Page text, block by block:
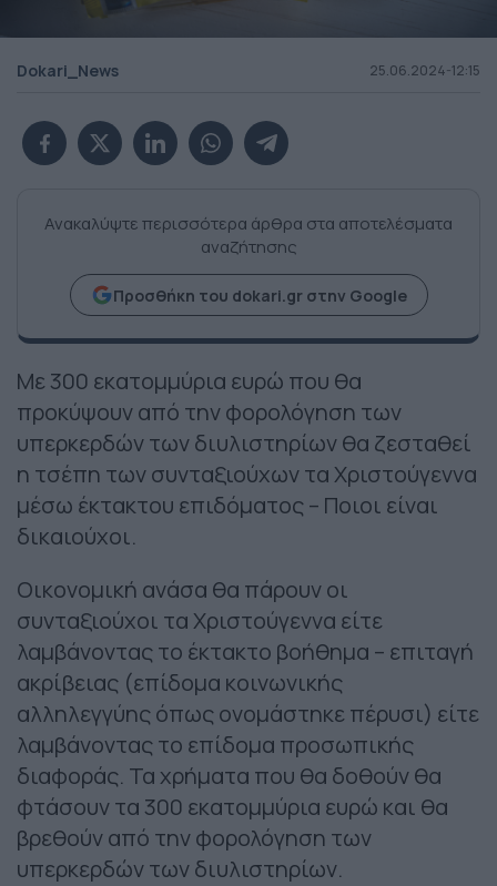
Dokari_News 25.06.2024-12:15
Ανακαλύψτε περισσότερα άρθρα στα αποτελέσματα
αναζήτησης
Προσθήκη του dokari.gr στην Google
Με 300 εκατομμύρια ευρώ που θα
προκύψουν από την φορολόγηση των
υπερκερδών των διυλιστηρίων θα ζεσταθεί
η τσέπη των συνταξιούχων τα Χριστούγεννα
μέσω έκτακτου επιδόματος – Ποιοι είναι
δικαιούχοι.
Οικονομική ανάσα θα πάρουν οι
συνταξιούχοι τα Χριστούγεννα είτε
λαμβάνοντας το έκτακτο βοήθημα – επιταγή
ακρίβειας (επίδομα κοινωνικής
αλληλεγγύης όπως ονομάστηκε πέρυσι) είτε
λαμβάνοντας το επίδομα προσωπικής
διαφοράς. Τα χρήματα που θα δοθούν θα
φτάσουν τα 300 εκατομμύρια ευρώ και θα
βρεθούν από την φορολόγηση των
υπερκερδών των διυλιστηρίων.